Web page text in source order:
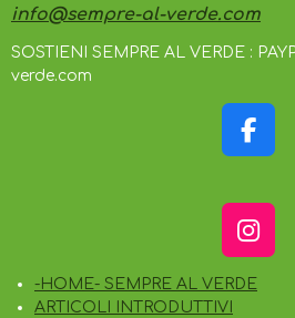
info@sempre-al-verde.com
SOSTIENI SEMPRE AL VERDE :
verde.com
F
E
B
O
I
S
-HOME- SEMPRE AL VERDE
ARTICOLI INTRODUTTIVI